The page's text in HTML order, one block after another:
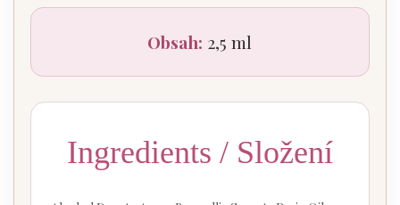
Obsah: 2,5 ml
Ingredients / Složení